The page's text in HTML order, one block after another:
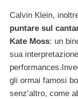
Calvin Klein,
puntare sul
Kate Moss: un
sua
gli ormai famosi
senz’altro, come